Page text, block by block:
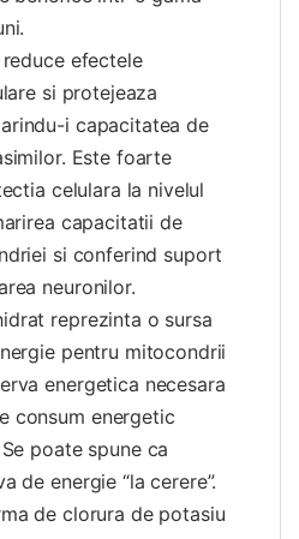
efectele
si protejeaza
i capacitatea de
Este foarte
celulara la nivelul
capacitatii de
si conferind suport
neuronilor.
reprezinta o sursa
pentru mitocondrii
energetica necesara
consum energetic
poate spune ca
de energie “la cerere”.
de clorura de potasiu